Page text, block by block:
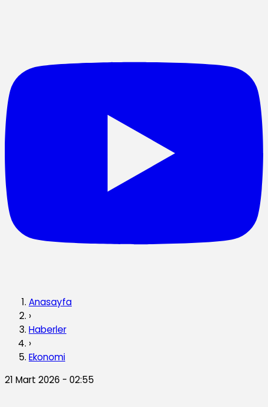
Anasayfa
›
Haberler
›
Ekonomi
21 Mart 2026 - 02:55